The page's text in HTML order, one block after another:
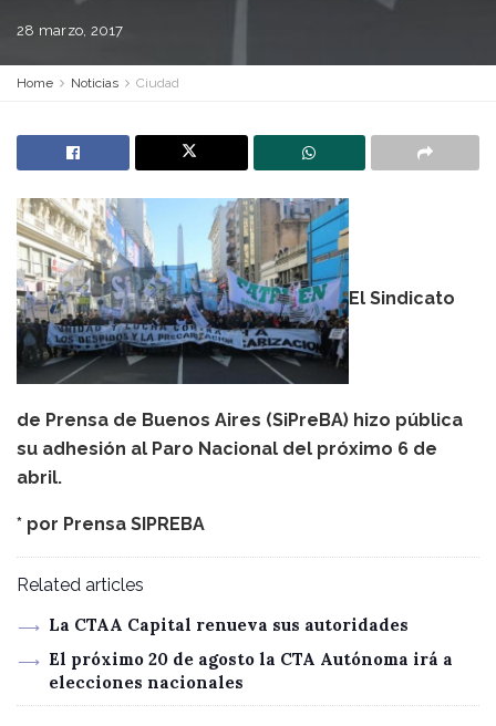
28 marzo, 2017
Home Noticias Ciudad
El Sindicato
de Prensa de Buenos Aires (SiPreBA) hizo pública
su adhesión al Paro Nacional del próximo 6 de
abril.
* por Prensa SIPREBA
Related articles
La CTAA Capital renueva sus autoridades
El próximo 20 de agosto la CTA Autónoma irá a
elecciones nacionales